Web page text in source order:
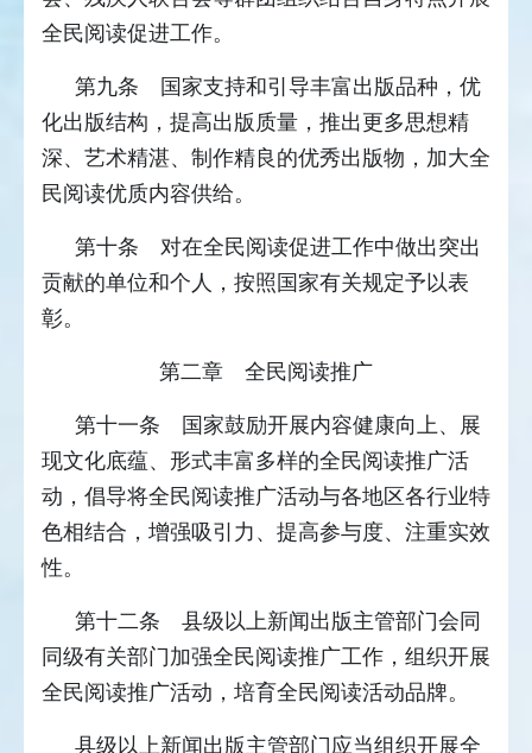
全民阅读促进工作。
第九条 国家支持和引导丰富出版品种，优
化出版结构，提高出版质量，推出更多思想精
深、艺术精湛、制作精良的优秀出版物，加大全
民阅读优质内容供给。
第十条 对在全民阅读促进工作中做出突出
贡献的单位和个人，按照国家有关规定予以表
彰。
第二章 全民阅读推广
第十一条 国家鼓励开展内容健康向上、展
现文化底蕴、形式丰富多样的全民阅读推广活
动，倡导将全民阅读推广活动与各地区各行业特
色相结合，增强吸引力、提高参与度、注重实效
性。
第十二条 县级以上新闻出版主管部门会同
同级有关部门加强全民阅读推广工作，组织开展
全民阅读推广活动，培育全民阅读活动品牌。
县级以上新闻出版主管部门应当组织开展全